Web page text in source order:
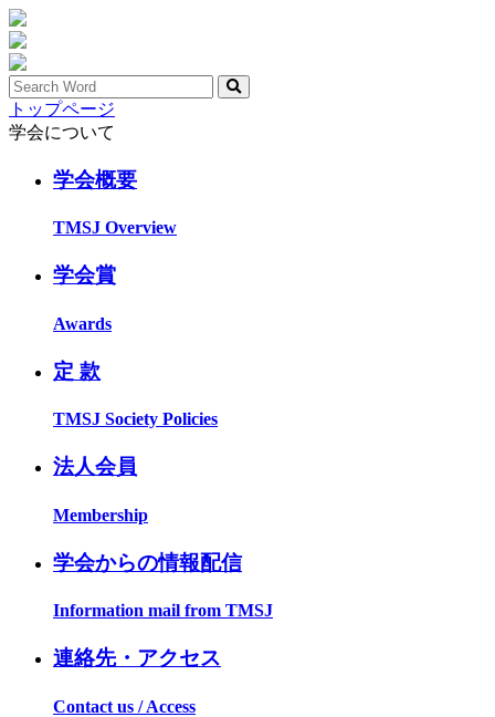
トップページ
学会について
学会概要
TMSJ Overview
学会賞
Awards
定 款
TMSJ Society Policies
法人会員
Membership
学会からの情報配信
Information mail from TMSJ
連絡先・アクセス
Contact us / Access